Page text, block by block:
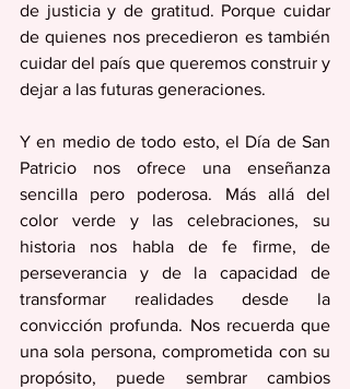
de justicia y de gratitud. Porque cuidar
de quienes nos precedieron es también
cuidar del país que queremos construir y
dejar a las futuras generaciones.
Y en medio de todo esto, el Día de San
Patricio nos ofrece una enseñanza
sencilla pero poderosa. Más allá del
color verde y las celebraciones, su
historia nos habla de fe firme, de
perseverancia y de la capacidad de
transformar realidades desde la
convicción profunda. Nos recuerda que
una sola persona, comprometida con su
propósito, puede sembrar cambios